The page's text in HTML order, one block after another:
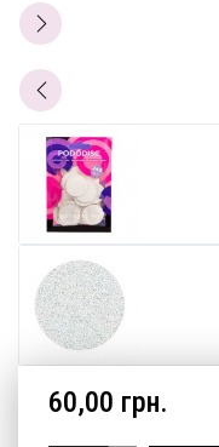
60,00 грн.